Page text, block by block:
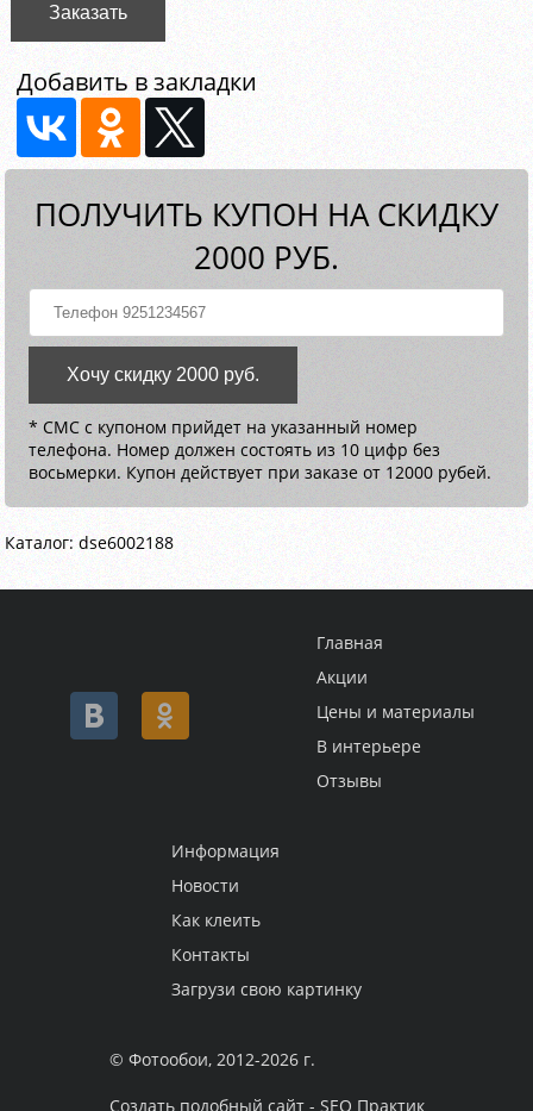
Заказать
Добавить в закладки
ПОЛУЧИТЬ КУПОН НА СКИДКУ
2000 РУБ.
Хочу скидку 2000 руб.
* СМС с купоном прийдет на указанный номер
телефона. Номер должен состоять из 10 цифр без
восьмерки. Купон действует при заказе от 12000 рубей.
Каталог: dse6002188
Главная
Акции
Цены и материалы
В интерьере
Отзывы
Информация
Новости
Как клеить
Контакты
Загрузи свою картинку
© Фотообои, 2012-2026 г.
Создать подобный сайт - SEO Практик